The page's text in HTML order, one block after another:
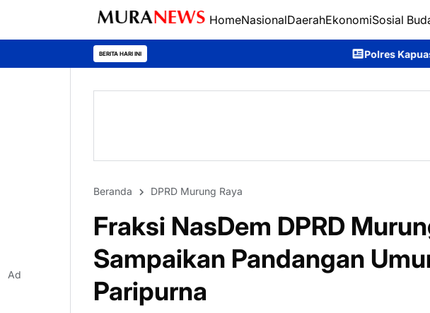
HomeNasionalDaerahEkonomiSosial
BERITA HARI INI Polres Kapuas Juarai Kejuaraan
Beranda DPRD Murung Raya
Fraksi NasDem DPRD
Sampaikan Pandangan
Paripurna
Ad